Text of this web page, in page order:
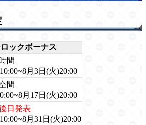
ックボーナス
間
月3日(火)20:00
間
月17日(火)20:00
日発表
月31日(火)20:00